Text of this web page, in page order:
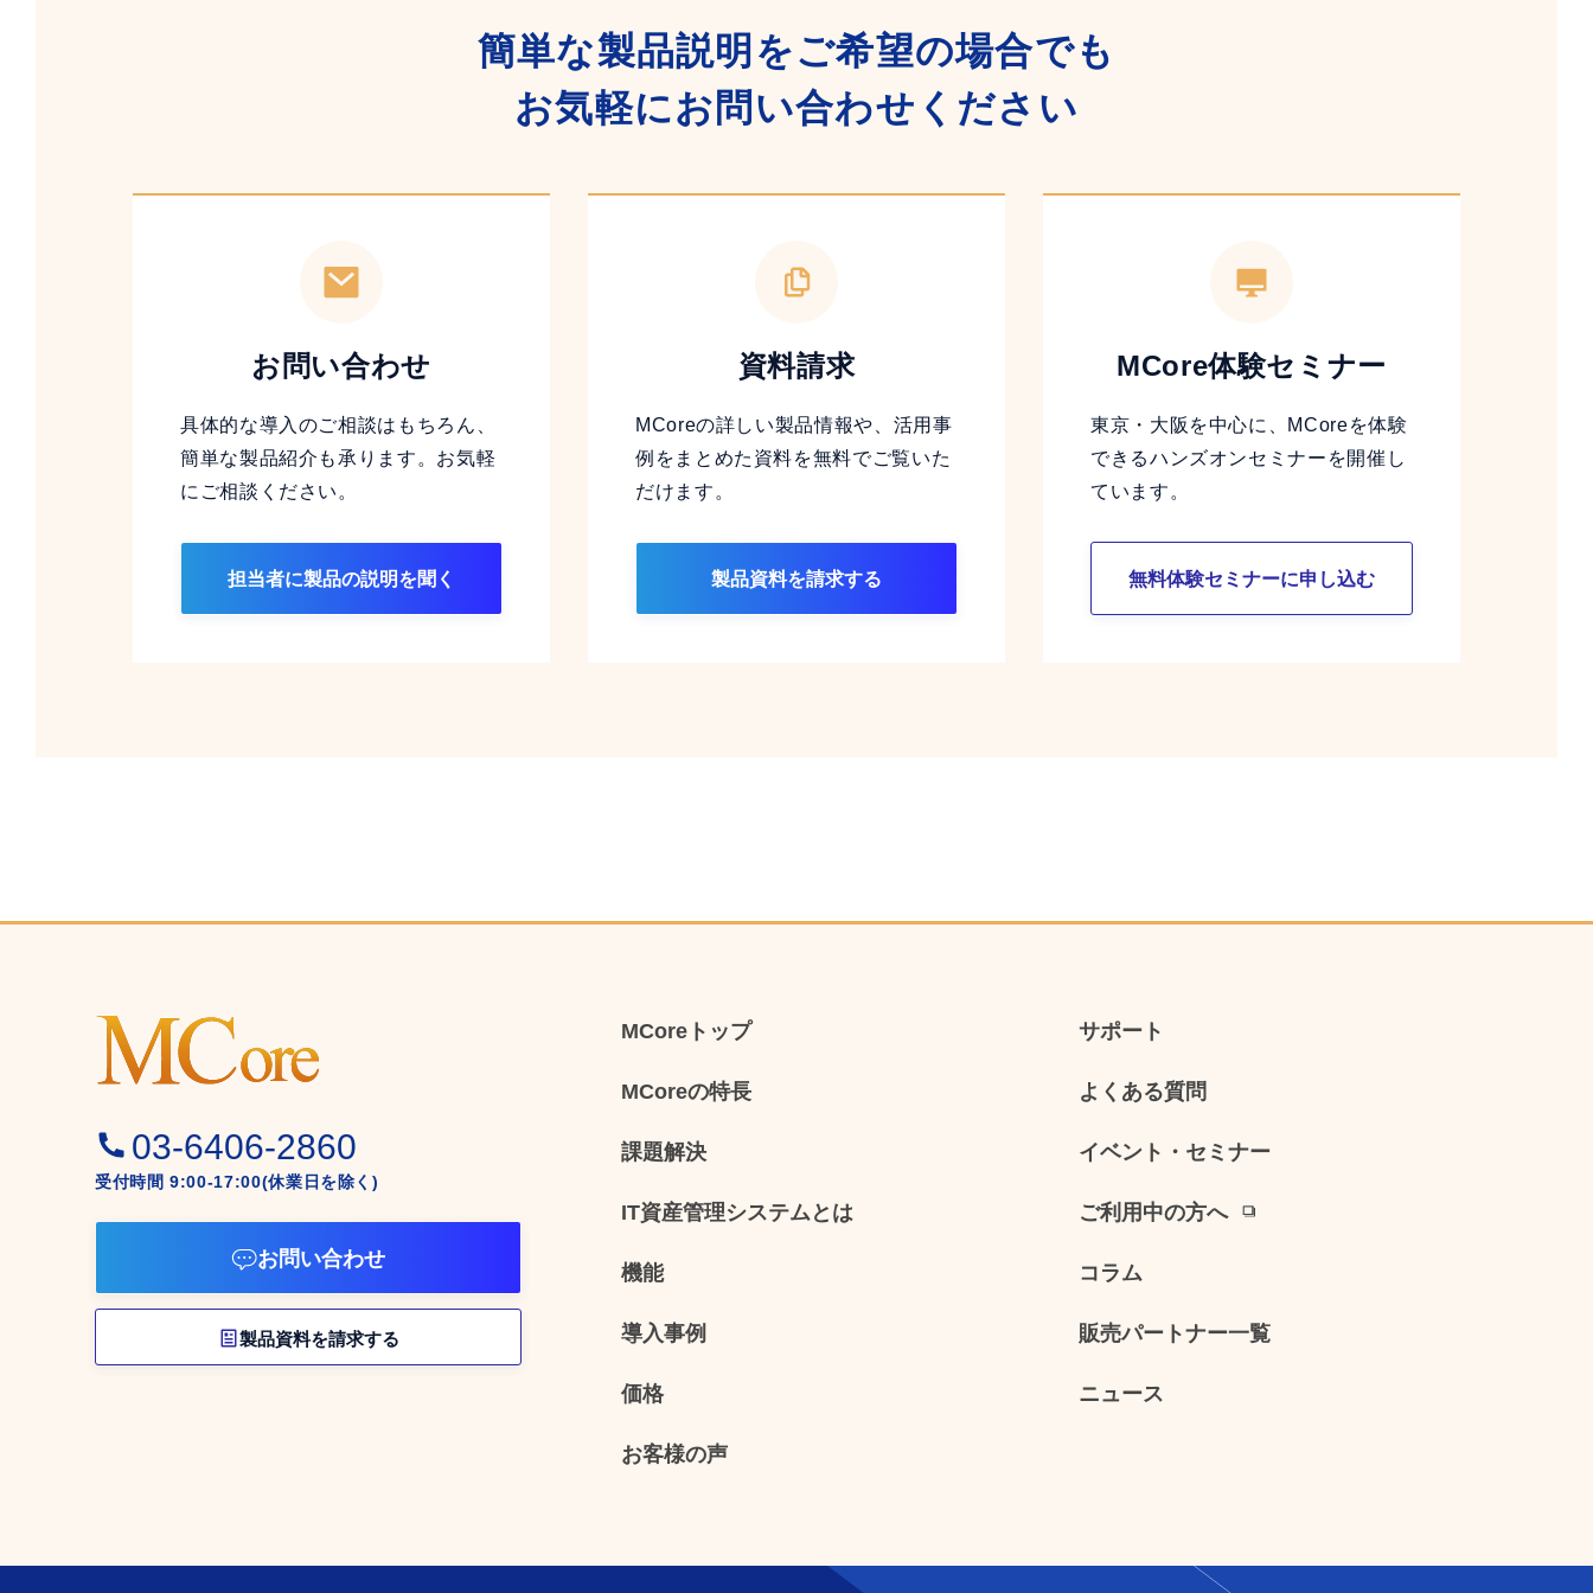
簡単な製品説明をご希望の場合でも
お気軽にお問い合わせください
お問い合わせ
具体的な導入のご相談はもちろん、
簡単な製品紹介も承ります。お気軽
にご相談ください。
担当者に製品の説明を聞く
資料請求
MCoreの詳しい製品情報や、活用事
例をまとめた資料を無料でご覧いた
だけます。
製品資料を請求する
MCore体験セミナー
東京・大阪を中心に、MCoreを体験
できるハンズオンセミナーを開催し
ています。
無料体験セミナーに申し込む
03-6406-2860
受付時間 9:00-17:00(休業日を除く)
お問い合わせ
製品資料を請求する
MCoreトップ
MCoreの特長
課題解決
IT資産管理システムとは
機能
導入事例
価格
お客様の声
サポート
よくある質問
イベント・セミナー
ご利用中の方へ
コラム
販売パートナー一覧
ニュース